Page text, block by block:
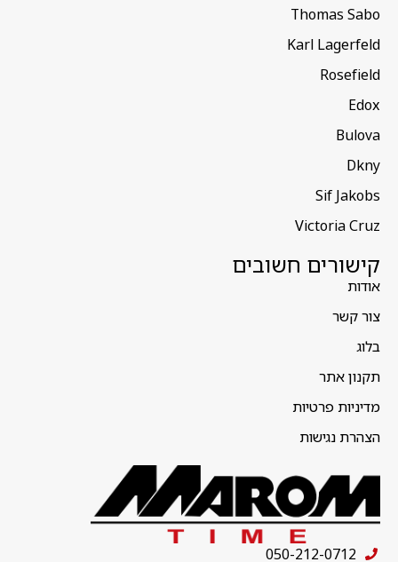
Thomas Sabo
Karl Lagerfeld
Rosefield
Edox
Bulova
Dkny
Sif Jakobs
Victoria Cruz
קישורים חשובים
אודות
צור קשר
בלוג
תקנון אתר
מדיניות פרטיות
הצהרת נגישות
050-212-0712